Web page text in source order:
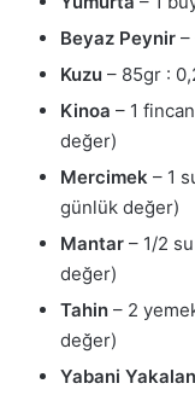
Beyaz Peynir –
Kuzu – 85gr :
Kinoa – 1
değer)
Mercimek – 1
günlük değer)
Mantar – 1/2
değer)
Tahin – 2
değer)
Yabani